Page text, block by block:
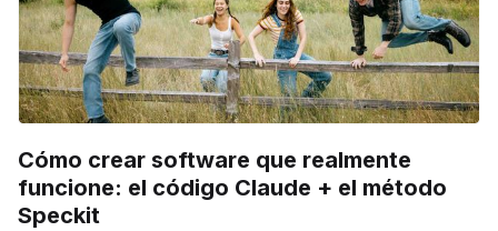
Cómo crear software que realmente
funcione: el código Claude + el método
Speckit